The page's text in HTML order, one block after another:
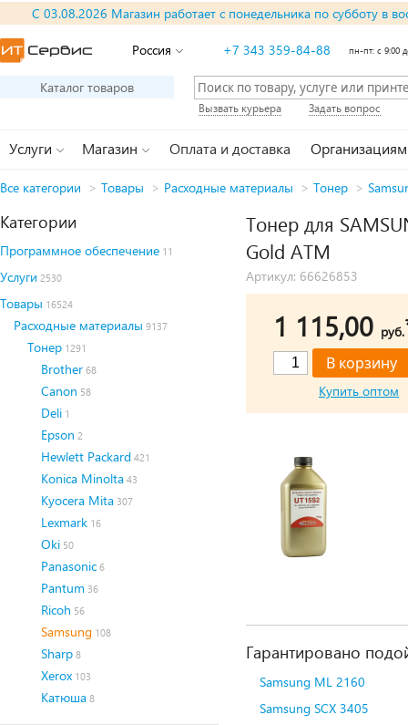
С 03.08.2026 Магазин работает с понедельника по субботу в
Россия +7 343 359-84-88 пн-пт: с 9:00
Каталог товаров
Вызвать курьера Задать вопрос
Услуги Магазин Оплата и доставка Организациям
Все категории > Товары > Расходные материалы > Тонер >
Категории
Программное обеспечение 11
Услуги 2530
Товары 16524
Расходные материалы 9137
Тонер 1291
Brother 68
Canon 58
Deli 1
Epson 2
Hewlett Packard 421
Konica Minolta 43
Kyocera Mita 307
Lexmark 16
Oki 50
Panasonic 6
Pantum 36
Ricoh 56
Samsung 108
Sharp 8
Xerox 103
Катюша 8
Тонер для
Gold ATM
Артикул: 66626853
1 115,00 руб.
Купить оптом
Гарантировано
Samsung ML 2160
Samsung SCX 3405